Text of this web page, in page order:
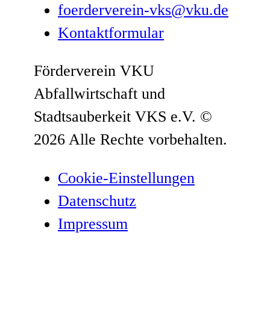
foerderverein-vks@vku.de
Kontaktformular
Förderverein VKU
Abfallwirtschaft und
Stadtsauberkeit VKS e.V. ©
2026 Alle Rechte vorbehalten.
Cookie-Einstellungen
Datenschutz­
Impressum